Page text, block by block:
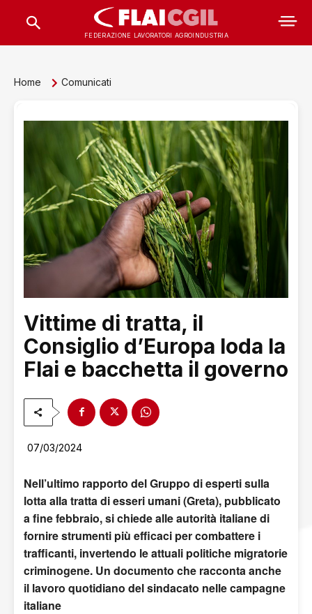
FEDERAZIONE LAVORATORI AGROINDUSTRIA
Home Comunicati
Vittime di tratta, il
Consiglio d’Europa loda la
Flai e bacchetta il governo
07/03/2024
Nell’ultimo rapporto del Gruppo di esperti sulla
lotta alla tratta di esseri umani (Greta), pubblicato
a fine febbraio, si chiede alle autorità italiane di
fornire strumenti più efficaci per combattere i
trafficanti, invertendo le attuali politiche migratorie
criminogene. Un documento che racconta anche
il lavoro quotidiano del sindacato nelle campagne
italiane